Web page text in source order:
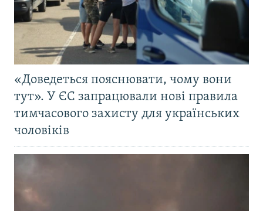
«Доведеться пояснювати, чому вони
тут». У ЄС запрацювали нові правила
тимчасового захисту для українських
чоловіків